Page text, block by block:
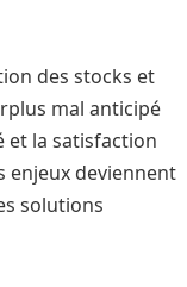
des stocks et
mal anticipé
et la satisfaction
enjeux deviennent
solutions